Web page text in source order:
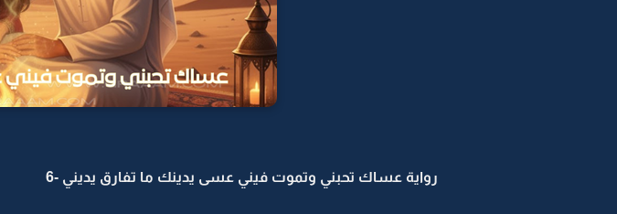
رواية عساك تحبني وتموت فيني عسى يدينك ما تفارق يديني -6